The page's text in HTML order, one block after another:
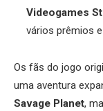
Videogames
vários prêmios
Os fãs do jogo
uma aventura
Savage Planet,